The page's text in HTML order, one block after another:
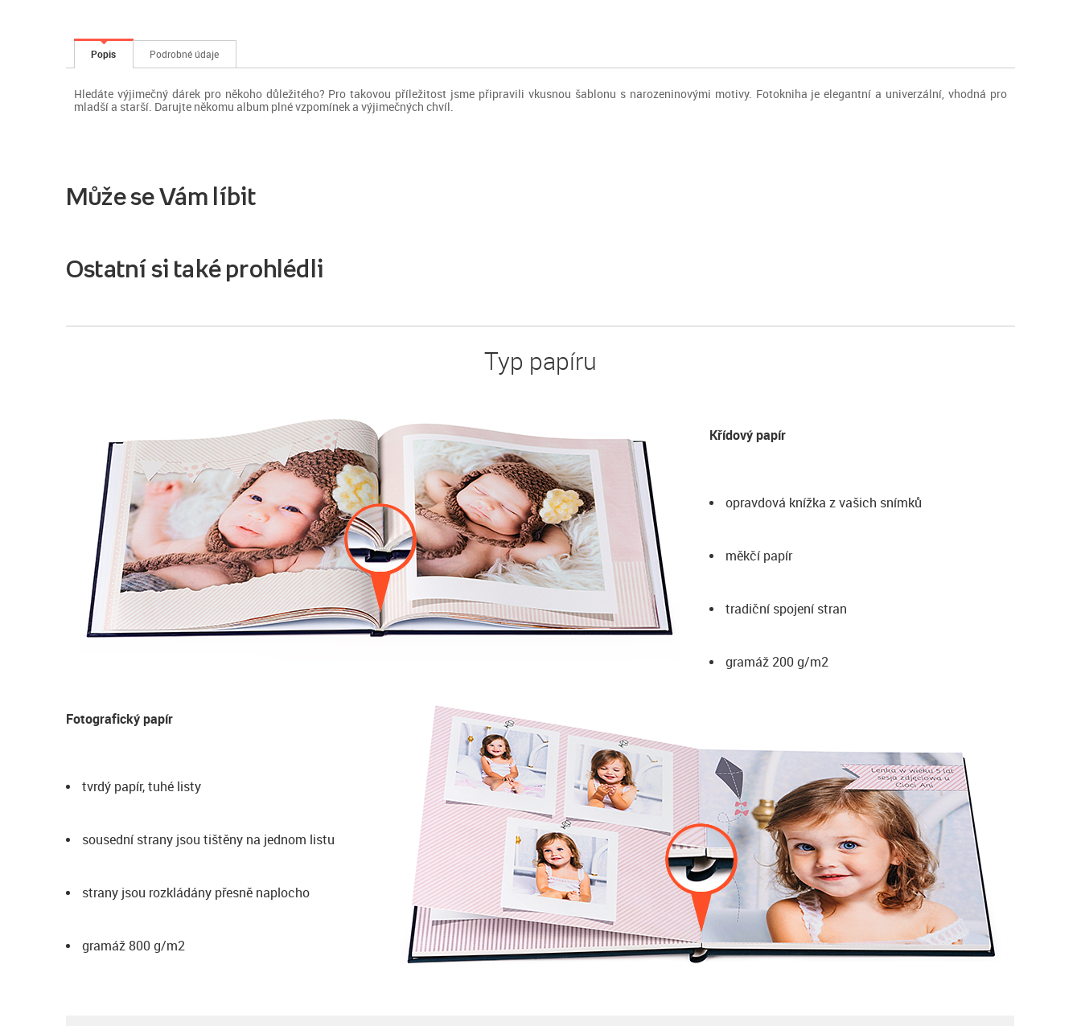
Popis Podrobné údaje
Hledáte výjimečný dárek pro někoho důležitého? Pro takovou příležitost jsme připravili vkusnou šablonu s narozeninovými motivy. Fotokniha je elegantní a univerzální, vhodná pro
mladší a starší. Darujte někomu album plné vzpomínek a výjimečných chvíl.
Může se Vám líbit
Ostatní si také prohlédli
Typ papíru
Křídový papír
opravdová knížka z vašich snímků
měkčí papír
tradiční spojení stran
gramáž 200 g/m2
Fotografický papír
tvrdý papír, tuhé listy
sousední strany jsou tištěny na jednom listu
strany jsou rozkládány přesně naplocho
gramáž 800 g/m2